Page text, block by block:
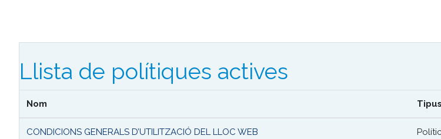
Llista de polítiques actives
Nom Tipus
CONDICIONS GENERALS D’UTILITZACIÓ DEL LLOC WEB